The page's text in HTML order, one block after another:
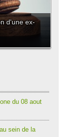
d'une ex-
du 08 aout
sein de la